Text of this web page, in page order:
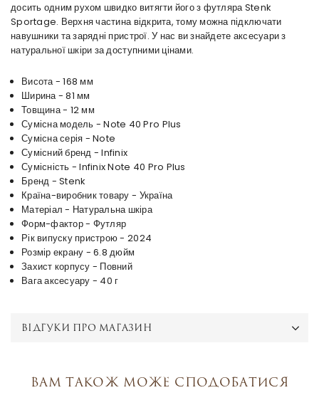
досить одним рухом швидко витягти його з футляра Stenk
Sportage. Верхня частина відкрита, тому можна підключати
навушники та зарядні пристрої. У нас ви знайдете аксесуари з
натуральної шкіри за доступними цінами.
Висота - 168 мм
Ширина - 81 мм
Товщина - 12 мм
Сумісна модель - Note 40 Pro Plus
Сумісна серія - Note
Сумісний бренд - Infinix
Сумісність - Infinix Note 40 Pro Plus
Бренд - Stenk
Країна-виробник товару - Україна
Матеріал - Натуральна шкіра
Форм-фактор - Футляр
Рік випуску пристрою - 2024
Розмір екрану - 6.8 дюйм
Захист корпусу - Повний
Вага аксесуару - 40 г
ВІДГУКИ ПРО МАГАЗИН
Вам також може сподобатися